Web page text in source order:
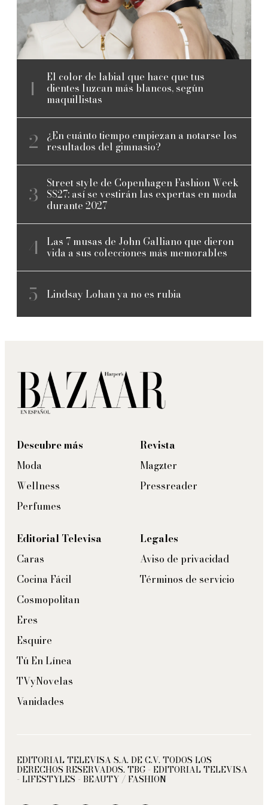
El color de labial que hace que tus
dientes luzcan más blancos, según
maquillistas
¿En cuánto tiempo empiezan a notarse los
resultados del gimnasio?
Street style de Copenhagen Fashion Week
SS27: así se vestirán las expertas en moda
durante 2027
Las 7 musas de John Galliano que dieron
vida a sus colecciones más memorables
Lindsay Lohan ya no es rubia
Descubre más
Moda
Wellness
Perfumes
Revista
Magzter
Pressreader
Editorial Televisa
Caras
Cocina Fácil
Cosmopolitan
Eres
Esquire
Tú En Línea
TVyNovelas
Vanidades
Legales
Aviso de privacidad
Términos de servicio
EDITORIAL TELEVISA S.A. DE C.V. TODOS LOS
DERECHOS RESERVADOS. TBG - EDITORIAL TELEVISA
- LIFESTYLES - BEAUTY / FASHION